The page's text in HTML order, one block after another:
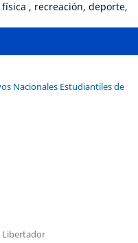
, recreación, deporte,
Nacionales Estudiantiles de
Libertador